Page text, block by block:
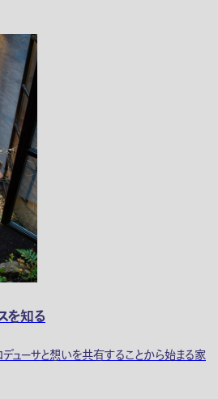
を知る
ューサと想いを共有することから始まる家